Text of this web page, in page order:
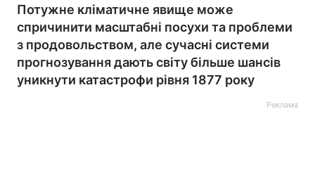
Потужне кліматичне явище може
спричинити масштабні посухи та проблеми
з продовольством, але сучасні системи
прогнозування дають світу більше шансів
уникнути катастрофи рівня 1877 року
Реклама